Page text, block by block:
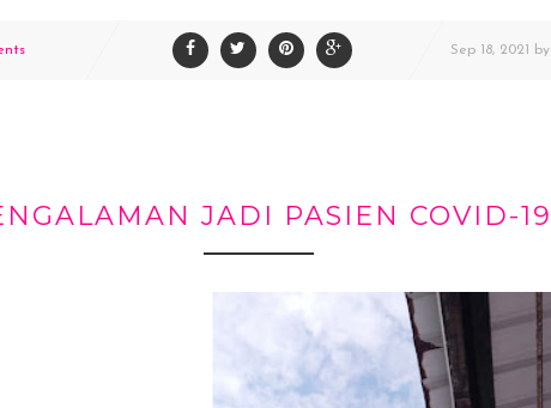
Sep 18, 2021 by
JADI PASIEN COVID-19